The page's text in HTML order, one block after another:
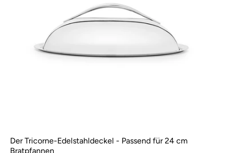
Der Tricorne-Edelstahldeckel - Passend für 24 cm
Bratpfannen